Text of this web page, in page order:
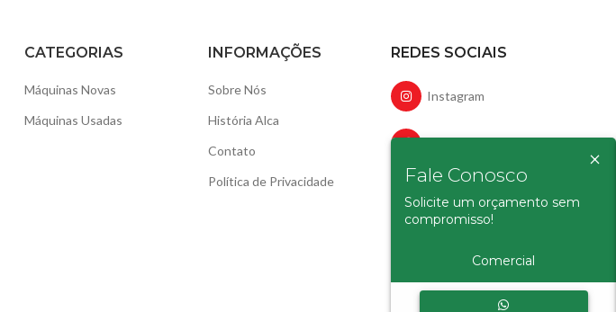
×
Fale Conosco
Solicite um orçamento sem
compromisso!
Comercial
CATEGORIAS
Máquinas Novas
Máquinas Usadas
INFORMAÇÕES
Sobre Nós
História Alca
Contato
Política de Privacidade
REDES SOCIAIS
Instagram